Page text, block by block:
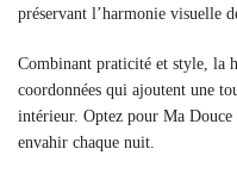
préservant l’harmonie visuelle
Combinant praticité et style, la
coordonnées qui ajoutent une
intérieur. Optez pour Ma Douce
envahir chaque nuit.